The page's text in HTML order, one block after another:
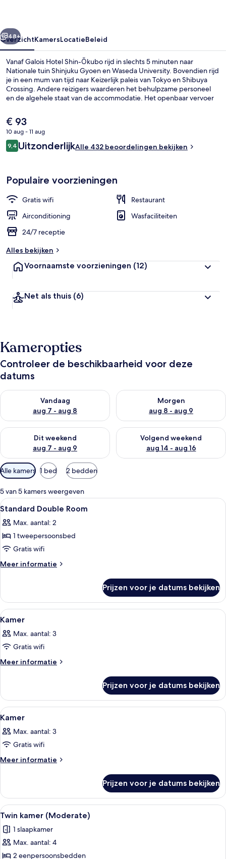
Openbaar bad
Volgende
48+
OverzichtKamersLocatieBeleid
Vanaf Galois Hotel Shin-Ōkubo rijd in slechts 5 minuten naar
Nationale tuin Shinjuku Gyoen en Waseda University. Bovendien rijd
je in een mum van tijd naar Keizerlijk paleis van Tokyo en Shibuya
Crossing. Andere reizigers waarderen het behulpzame personeel
en de algehele staat van de accommodatie. Het openbaar vervoer
Higashi-shinjuku en 15 minuten naar Station Shinjuku-nishiguchi.
De
huidige
prijs
is
€ 93
10 aug - 11 aug
Beoordelingen
9,49,4 op 10 –
UitzonderlijkAlle 432 beoordelingen bekijken
Populaire voorzieningen
Gratis wifi
Restaurant
Airconditioning
Wasfaciliteiten
24/7 receptie
Alles bekijken
Voornaamste voorzieningen (12)
Net als thuis (6)
Kameropties
Controleer de beschikbaarheid voor deze
datums
Vandaag
aug 7 - aug 8
De beschikbaarheid controleren voor vanavond aug 7 - aug 8
Morgen
aug 8 - aug 9
De beschikbaarheid
Dit weekend
aug 7 - aug 9
De beschikbaarheid controleren voor dit weekend aug 7 -
Volgend weekend
aug 14 - aug 16
De beschikbaarheid
Beschikbare
filters
voor
kamers
Alle kamers 1 bed 2 bedden
5 van 5 kamers weergeven
Alle
foto's
voor
Standard
Double
Room
Een slaapkamer met een bed, bureau
1
Standard Double Room
Max. aantal: 2
1 tweepersoonsbed
Gratis wifi
Meer informatie
Meer
Double
Room
Prijzen voor je datums bekijken
Alle
foto's
voor
Kamer
laden
Een moderne hotelkamer met een
1
Kamer
Max. aantal: 3
Gratis wifi
Meer informatie
Meer
Prijzen voor je datums bekijken
Alle
foto's
voor
Kamer
laden
Een moderne hotelkamer met een
1
Kamer
Max. aantal: 3
Gratis wifi
Meer informatie
Meer
Prijzen voor je datums bekijken
Alle
foto's
voor
Twin
kamer
Een hotelkamer met twee bedden,
5
Twin kamer (Moderate)
1 slaapkamer
Max. aantal: 4
2 eenpersoonsbedden